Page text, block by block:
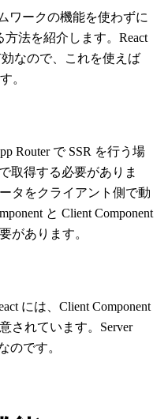
ワークの機能を使わずに
法を紹介します。React
なので、これを使えば
。
Router で SSR を行う場
取得する必要がありま
タをクライアント側で動
と Client Component
があります。
には、Client Component
されています。Server
のです。